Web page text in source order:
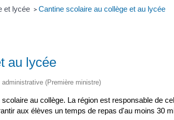
et lycée > Cantine scolaire au collège et au lycée
au lycée
(Première ministre)
au collège. La région est responsable de
aux élèves un temps de repas d'au moins 30